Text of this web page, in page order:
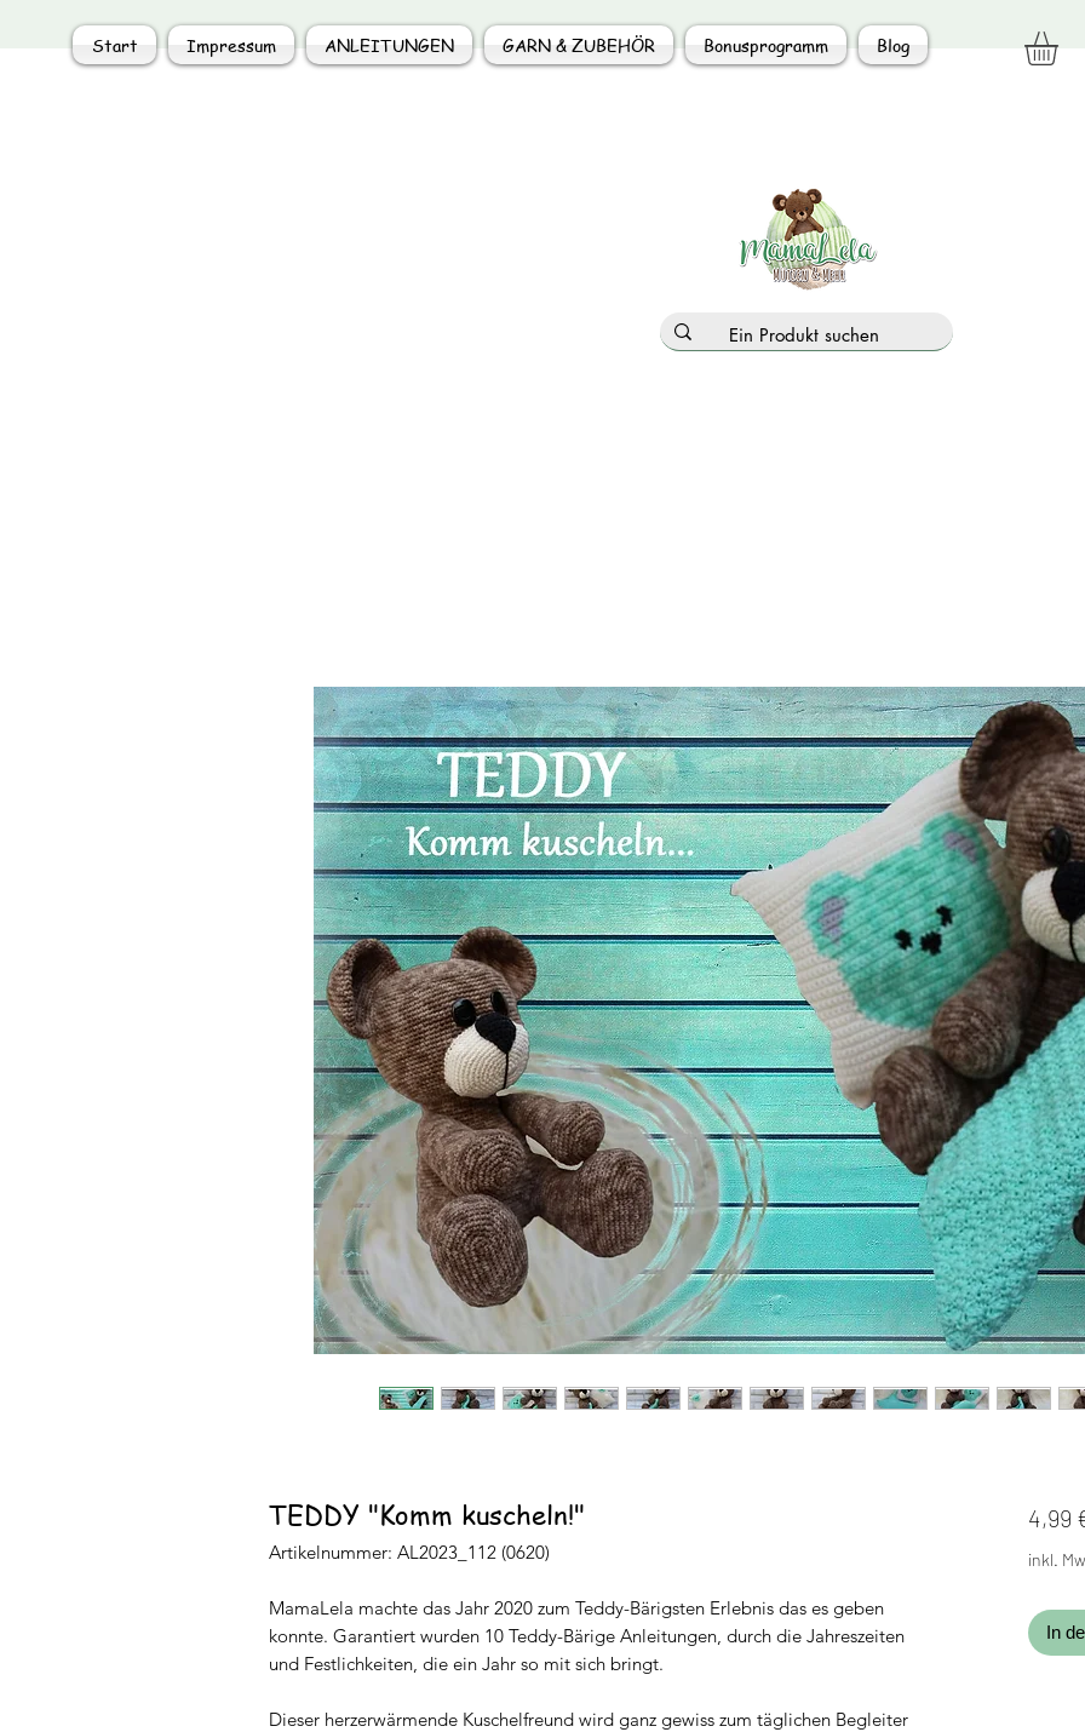
Start Impressum ANLEITUNGEN GARN & ZUBEHÖR Bonusprogramm Blog
TEDDY "Komm kuscheln!"
Artikelnummer: AL2023_112 (0620)
MamaLela machte das Jahr 2020 zum Teddy-Bärigsten Erlebnis das es geben
konnte. Garantiert wurden 10 Teddy-Bärige Anleitungen, durch die Jahreszeiten
und Festlichkeiten, die ein Jahr so mit sich bringt.
Dieser herzerwärmende Kuschelfreund wird ganz gewiss zum täglichen Begleiter
4,99
inkl.
In